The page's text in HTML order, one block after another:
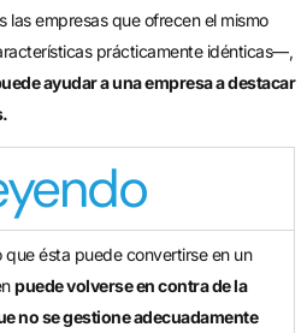
empresas que ofrecen el mismo
prácticamente idénticas—,
ayudar a una empresa a destacar
ésta puede convertirse en un
puede volverse en contra de la
no se gestione adecuadamente